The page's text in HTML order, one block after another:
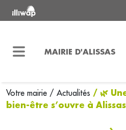
MAIRIE D'ALISSAS
Votre mairie / Actualités / 🌿
bien-être s’ouvre à